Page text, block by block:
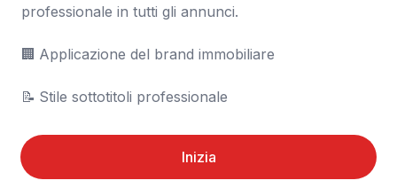
professionale in tutti gli annunci.
🏢	Applicazione del brand immobiliare
📝	Stile sottotitoli professionale
Inizia